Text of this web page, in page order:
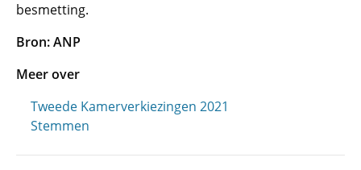
besmetting.
Bron: ANP
Meer over
Tweede Kamerverkiezingen 2021
Stemmen